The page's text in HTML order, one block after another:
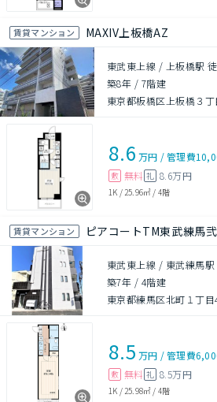
賃貸マンション MAXIV上板橋AZ
東武東上線 / 上板橋駅
築8年 / 7階建
東京都板橋区上板橋３丁
8.6 万円 /管理費
敷 無料 礼 8.6万円
1K / 25.96㎡ / 4階
賃貸マンション ピアコートTM東武練馬
東武東上線 / 東武練馬駅
築7年 / 4階建
東京都練馬区北町１丁目
8.5 万円 /管理費
敷 無料 礼 8.5万円
1K / 25.98㎡ / 4階